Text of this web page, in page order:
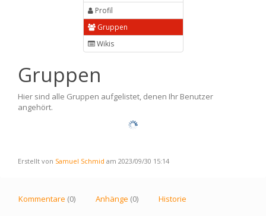
Profil
Gruppen
Wikis
Gruppen
Hier sind alle Gruppen aufgelistet, denen Ihr Benutzer
angehört.
Erstellt von Samuel Schmid am 2023/09/30 15:14
Kommentare (0) Anhänge (0) Historie